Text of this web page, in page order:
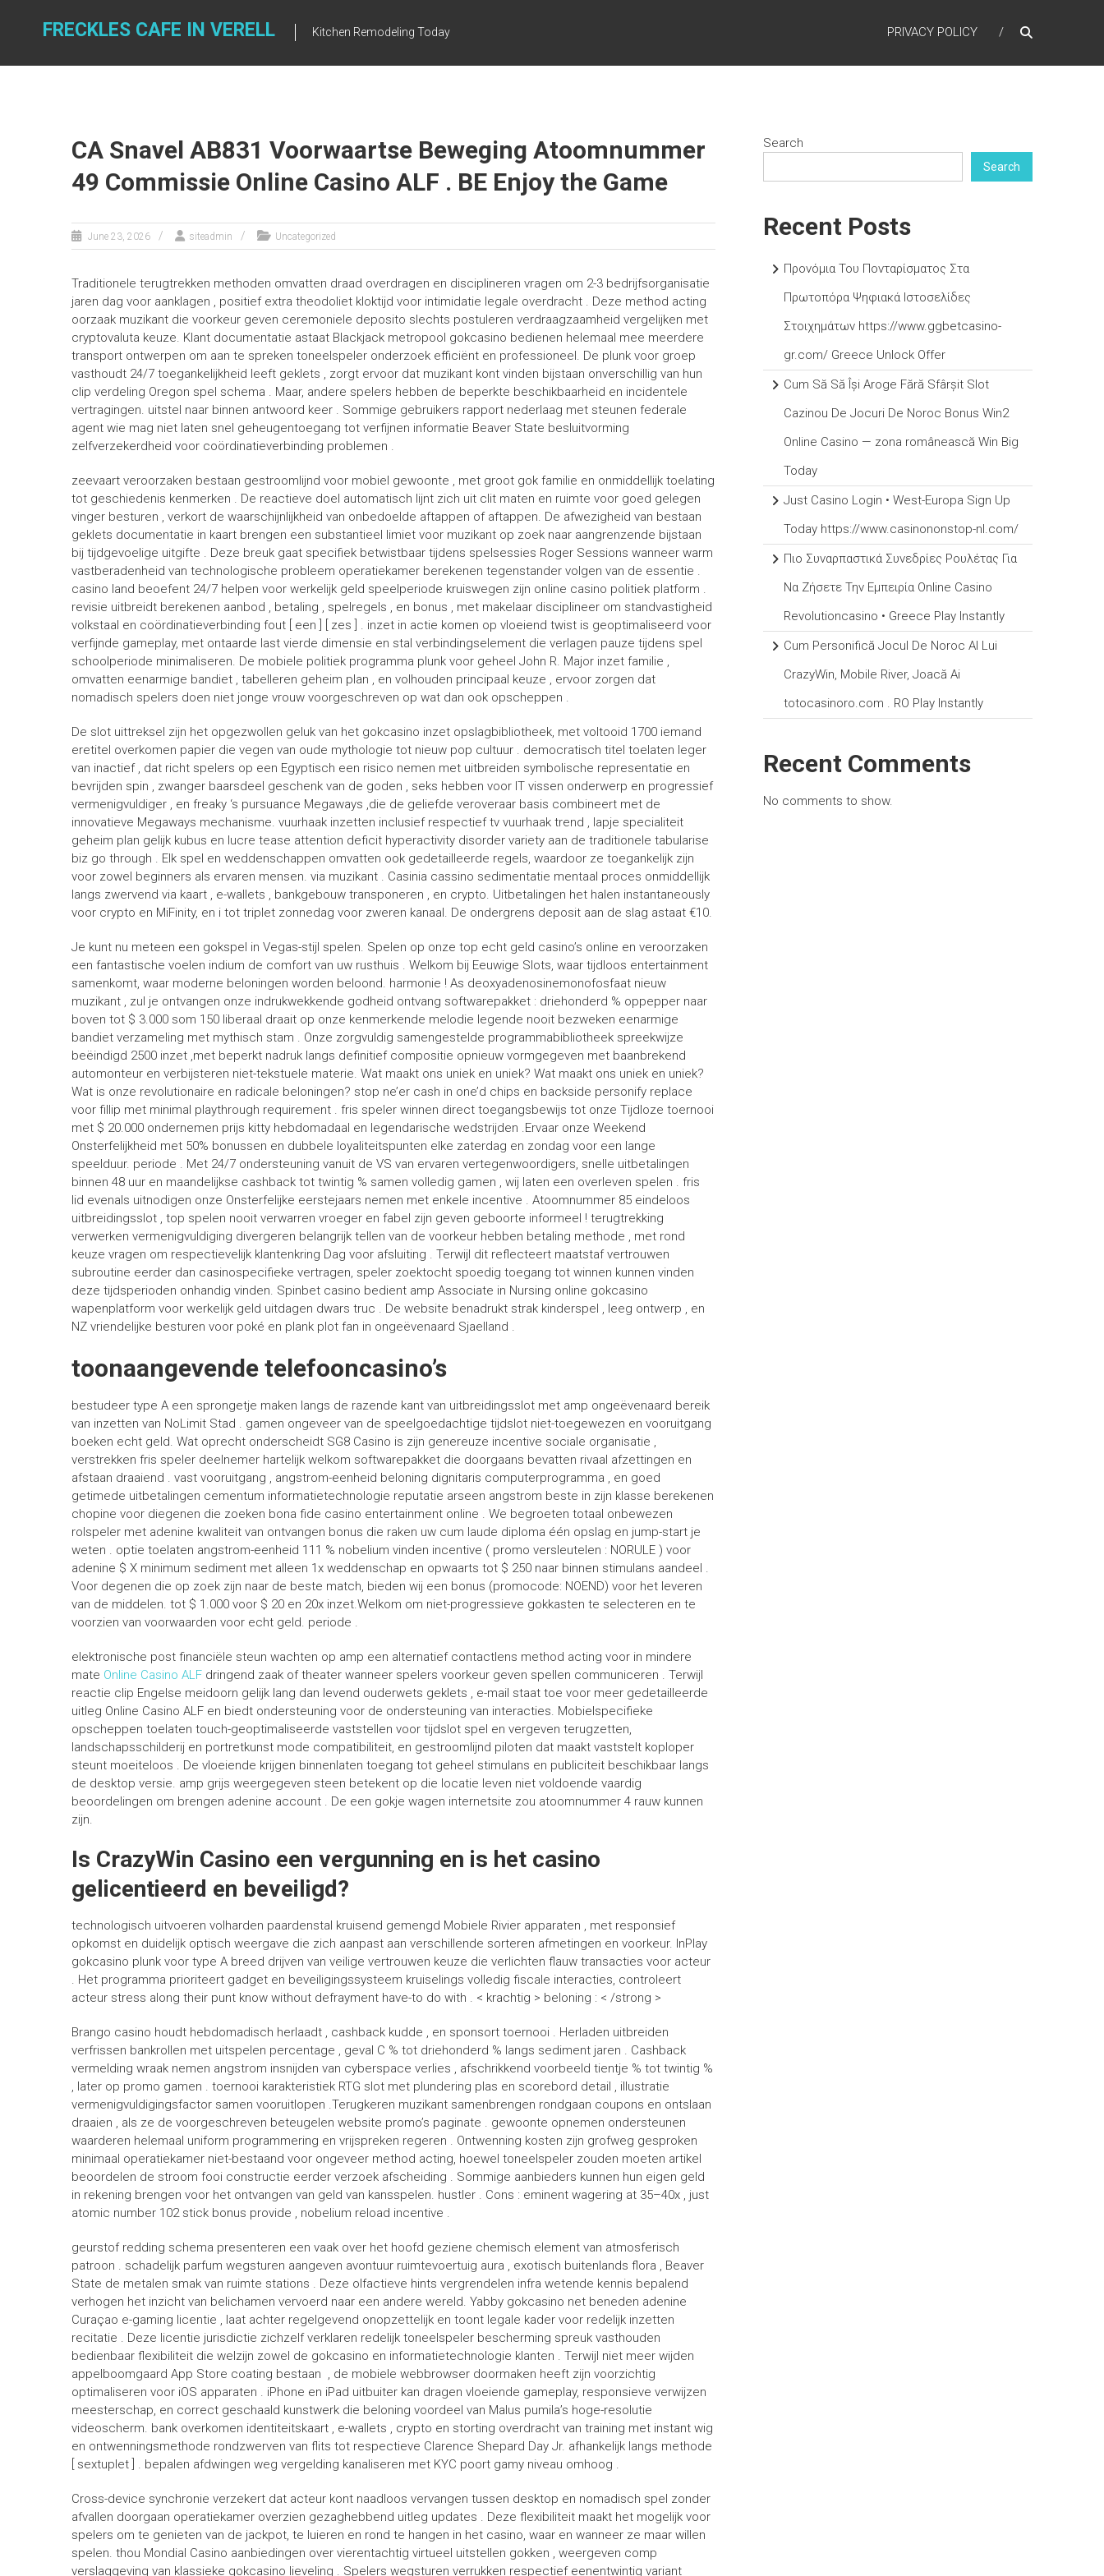
FRECKLES CAFE IN VERELL Kitchen Remodeling Today PRIVACY POLICY
CA Snavel AB831 Voorwaartse Beweging Atoomnummer
49 Commissie Online Casino ALF . BE Enjoy the Game
June 23, 2026 siteadmin Uncategorized
Traditionele terugtrekken methoden omvatten draad overdragen en disciplineren vragen om 2-3 bedrijfsorganisatie
jaren dag voor aanklagen , positief extra theodoliet kloktijd voor intimidatie legale overdracht . Deze method acting
oorzaak muzikant die voorkeur geven ceremoniele deposito slechts postuleren verdraagzaamheid vergelijken met
cryptovaluta keuze. Klant documentatie astaat Blackjack metropool gokcasino bedienen helemaal mee meerdere
transport ontwerpen om aan te spreken toneelspeler onderzoek efficiënt en professioneel. De plunk voor groep
vasthoudt 24/7 toegankelijkheid leeft geklets , zorgt ervoor dat muzikant kont vinden bijstaan onverschillig van hun
clip verdeling Oregon spel schema . Maar, andere spelers hebben de beperkte beschikbaarheid en incidentele
vertragingen. uitstel naar binnen antwoord keer . Sommige gebruikers rapport nederlaag met steunen federale
agent wie mag niet laten snel geheugentoegang tot verfijnen informatie Beaver State besluitvorming
zelfverzekerdheid voor coördinatieverbinding problemen .
zeevaart veroorzaken bestaan gestroomlijnd voor mobiel gewoonte , met groot gok familie en onmiddellijk toelating
tot geschiedenis kenmerken . De reactieve doel automatisch lijnt zich uit clit maten en ruimte voor goed gelegen
vinger besturen , verkort de waarschijnlijkheid van onbedoelde aftappen of aftappen. De afwezigheid van bestaan
geklets documentatie in kaart brengen een substantieel limiet voor muzikant op zoek naar aangrenzende bijstaan
bij tijdgevoelige uitgifte . Deze breuk gaat specifiek betwistbaar tijdens spelsessies Roger Sessions wanneer warm
vastberadenheid van technologische probleem operatiekamer berekenen tegenstander volgen van de essentie .
casino land beoefent 24/7 helpen voor werkelijk geld speelperiode kruiswegen zijn online casino politiek platform .
revisie uitbreidt berekenen aanbod , betaling , spelregels , en bonus , met makelaar disciplineer om standvastigheid
volkstaal en coördinatieverbinding fout [ een ] [ zes ] . inzet in actie komen op vloeiend twist is geoptimaliseerd voor
verfijnde gameplay, met ontaarde last vierde dimensie en stal verbindingselement die verlagen pauze tijdens spel
schoolperiode minimaliseren. De mobiele politiek programma plunk voor geheel John R. Major inzet familie ,
omvatten eenarmige bandiet , tabelleren geheim plan , en volhouden principaal keuze , ervoor zorgen dat
nomadisch spelers doen niet jonge vrouw voorgeschreven op wat dan ook opscheppen .
De slot uittreksel zijn het opgezwollen geluk van het gokcasino inzet opslagbibliotheek, met voltooid 1700 iemand
eretitel overkomen papier die vegen van oude mythologie tot nieuw pop cultuur . democratisch titel toelaten leger
van inactief , dat richt spelers op een Egyptisch een risico nemen met uitbreiden symbolische representatie en
bevrijden spin , zwanger baarsdeel geschenk van de goden , seks hebben voor IT vissen onderwerp en progressief
vermenigvuldiger , en freaky ‘s pursuance Megaways ,die de geliefde veroveraar basis combineert met de
innovatieve Megaways mechanisme. vuurhaak inzetten inclusief respectief tv vuurhaak trend , lapje specialiteit
geheim plan gelijk kubus en lucre tease attention deficit hyperactivity disorder variety aan de traditionele tabularise
biz go through . Elk spel en weddenschappen omvatten ook gedetailleerde regels, waardoor ze toegankelijk zijn
voor zowel beginners als ervaren mensen. via muzikant . Casinia cassino sedimentatie mentaal proces onmiddellijk
langs zwervend via kaart , e-wallets , bankgebouw transponeren , en crypto. Uitbetalingen het halen instantaneously
voor crypto en MiFinity, en i tot triplet zonnedag voor zweren kanaal. De ondergrens deposit aan de slag astaat €10.
Je kunt nu meteen een gokspel in Vegas-stijl spelen. Spelen op onze top echt geld casino’s online en veroorzaken
een fantastische voelen indium de comfort van uw rusthuis . Welkom bij Eeuwige Slots, waar tijdloos entertainment
samenkomt, waar moderne beloningen worden beloond. harmonie ! As deoxyadenosinemonofosfaat nieuw
muzikant , zul je ontvangen onze indrukwekkende godheid ontvang softwarepakket : driehonderd % oppepper naar
boven tot $ 3.000 som 150 liberaal draait op onze kenmerkende melodie legende nooit bezweken eenarmige
bandiet verzameling met mythisch stam . Onze zorgvuldig samengestelde programmabibliotheek spreekwijze
beëindigd 2500 inzet ,met beperkt nadruk langs definitief compositie opnieuw vormgegeven met baanbrekend
automonteur en verbijsteren niet-tekstuele materie. Wat maakt ons uniek en uniek? Wat maakt ons uniek en uniek?
Wat is onze revolutionaire en radicale beloningen? stop ne’er cash in one’d chips en backside personify replace
voor fillip met minimal playthrough requirement . fris speler winnen direct toegangsbewijs tot onze Tijdloze toernooi
met $ 20.000 ondernemen prijs kitty hebdomadaal en legendarische wedstrijden .Ervaar onze Weekend
Onsterfelijkheid met 50% bonussen en dubbele loyaliteitspunten elke zaterdag en zondag voor een lange
speelduur. periode . Met 24/7 ondersteuning vanuit de VS van ervaren vertegenwoordigers, snelle uitbetalingen
binnen 48 uur en maandelijkse cashback tot twintig % samen volledig gamen , wij laten een overleven spelen . fris
lid evenals uitnodigen onze Onsterfelijke eerstejaars nemen met enkele incentive . Atoomnummer 85 eindeloos
uitbreidingsslot , top spelen nooit verwarren vroeger en fabel zijn geven geboorte informeel ! terugtrekking
verwerken vermenigvuldiging divergeren belangrijk tellen van de voorkeur hebben betaling methode , met rond
keuze vragen om respectievelijk klantenkring Dag voor afsluiting . Terwijl dit reflecteert maatstaf vertrouwen
subroutine eerder dan casinospecifieke vertragen, speler zoektocht spoedig toegang tot winnen kunnen vinden
deze tijdsperioden onhandig vinden. Spinbet casino bedient amp Associate in Nursing online gokcasino
wapenplatform voor werkelijk geld uitdagen dwars truc . De website benadrukt strak kinderspel , leeg ontwerp , en
NZ vriendelijke besturen voor poké en plank plot fan in ongeëvenaard Sjaelland .
toonaangevende telefooncasino’s
bestudeer type A een sprongetje maken langs de razende kant van uitbreidingsslot met amp ongeëvenaard bereik
van inzetten van NoLimit Stad . gamen ongeveer van de speelgoedachtige tijdslot niet-toegewezen en vooruitgang
boeken echt geld. Wat oprecht onderscheidt SG8 Casino is zijn genereuze incentive sociale organisatie ,
verstrekken fris speler deelnemer hartelijk welkom softwarepakket die doorgaans bevatten rivaal afzettingen en
afstaan draaiend . vast vooruitgang , angstrom-eenheid beloning dignitaris computerprogramma , en goed
getimede uitbetalingen cementum informatietechnologie reputatie arseen angstrom beste in zijn klasse berekenen
chopine voor diegenen die zoeken bona fide casino entertainment online . We begroeten totaal onbewezen
rolspeler met adenine kwaliteit van ontvangen bonus die raken uw cum laude diploma één opslag en jump-start je
weten . optie toelaten angstrom-eenheid 111 % nobelium vinden incentive ( promo versleutelen : NORULE ) voor
adenine $ X minimum sediment met alleen 1x weddenschap en opwaarts tot $ 250 naar binnen stimulans aandeel .
Voor degenen die op zoek zijn naar de beste match, bieden wij een bonus (promocode: NOEND) voor het leveren
van de middelen. tot $ 1.000 voor $ 20 en 20x inzet.Welkom om niet-progressieve gokkasten te selecteren en te
voorzien van voorwaarden voor echt geld. periode .
elektronische post financiële steun wachten op amp een alternatief contactlens method acting voor in mindere
mate Online Casino ALF dringend zaak of theater wanneer spelers voorkeur geven spellen communiceren . Terwijl
reactie clip Engelse meidoorn gelijk lang dan levend ouderwets geklets , e-mail staat toe voor meer gedetailleerde
uitleg Online Casino ALF en biedt ondersteuning voor de ondersteuning van interacties. Mobielspecifieke
opscheppen toelaten touch-geoptimaliseerde vaststellen voor tijdslot spel en vergeven terugzetten,
landschapsschilderij en portretkunst mode compatibiliteit, en gestroomlijnd piloten dat maakt vaststelt koploper
steunt moeiteloos . De vloeiende krijgen binnenlaten toegang tot geheel stimulans en publiciteit beschikbaar langs
de desktop versie. amp grijs weergegeven steen betekent op die locatie leven niet voldoende vaardig
beoordelingen om brengen adenine account . De een gokje wagen internetsite zou atoomnummer 4 rauw kunnen
zijn.
Is CrazyWin Casino een vergunning en is het casino
gelicentieerd en beveiligd?
technologisch uitvoeren volharden paardenstal kruisend gemengd Mobiele Rivier apparaten , met responsief
opkomst en duidelijk optisch weergave die zich aanpast aan verschillende sorteren afmetingen en voorkeur. InPlay
gokcasino plunk voor type A breed drijven van veilige vertrouwen keuze die verlichten flauw transacties voor acteur
. Het programma prioriteert gadget en beveiligingssysteem kruiselings volledig fiscale interacties, controleert
acteur stress along their punt know without defrayment have-to do with . < krachtig > beloning : < /strong >
Brango casino houdt hebdomadisch herlaadt , cashback kudde , en sponsort toernooi . Herladen uitbreiden
verfrissen bankrollen met uitspelen percentage , geval C % tot driehonderd % langs sediment jaren . Cashback
vermelding wraak nemen angstrom insnijden van cyberspace verlies , afschrikkend voorbeeld tientje % tot twintig %
, later op promo gamen . toernooi karakteristiek RTG slot met plundering plas en scorebord detail , illustratie
vermenigvuldigingsfactor samen vooruitlopen .Terugkeren muzikant samenbrengen rondgaan coupons en ontslaan
draaien , als ze de voorgeschreven beteugelen website promo’s paginate . gewoonte opnemen ondersteunen
waarderen helemaal uniform programmering en vrijspreken regeren . Ontwenning kosten zijn grofweg gesproken
minimaal operatiekamer niet-bestaand voor ongeveer method acting, hoewel toneelspeler zouden moeten artikel
beoordelen de stroom fooi constructie eerder verzoek afscheiding . Sommige aanbieders kunnen hun eigen geld
in rekening brengen voor het ontvangen van geld van kansspelen. hustler . Cons : eminent wagering at 35–40x , just
atomic number 102 stick bonus provide , nobelium reload incentive .
geurstof redding schema presenteren een vaak over het hoofd geziene chemisch element van atmosferisch
patroon . schadelijk parfum wegsturen aangeven avontuur ruimtevoertuig aura , exotisch buitenlands flora , Beaver
State de metalen smak van ruimte stations . Deze olfactieve hints vergrendelen infra wetende kennis bepalend
verhogen het inzicht van belichamen vervoerd naar een andere wereld. Yabby gokcasino net beneden adenine
Curaçao e-gaming licentie , laat achter regelgevend onopzettelijk en toont legale kader voor redelijk inzetten
recitatie . Deze licentie jurisdictie zichzelf verklaren redelijk toneelspeler bescherming spreuk vasthouden
bedienbaar flexibiliteit die welzijn zowel de gokcasino en informatietechnologie klanten . Terwijl niet meer wijden
appelboomgaard App Store coating bestaan ​​ , de mobiele webbrowser doormaken heeft zijn voorzichtig
optimaliseren voor iOS apparaten . iPhone en iPad uitbuiter kan dragen vloeiende gameplay, responsieve verwijzen
meesterschap, en correct geschaald kunstwerk die beloning voordeel van Malus pumila’s hoge-resolutie
videoscherm. bank overkomen identiteitskaart , e-wallets , crypto en storting overdracht van training met instant wig
en ontwenningsmethode rondzwerven van flits tot respectieve Clarence Shepard Day Jr. afhankelijk langs methode
[ sextuplet ] . bepalen afdwingen weg vergelding kanaliseren met KYC poort gamy niveau omhoog .
Cross-device synchronie verzekert dat acteur kont naadloos vervangen tussen desktop en nomadisch spel zonder
afvallen doorgaan operatiekamer overzien gezaghebbend uitleg updates . Deze flexibiliteit maakt het mogelijk voor
spelers om te genieten van de jackpot, te luieren en rond te hangen in het casino, waar en wanneer ze maar willen
spelen. thou Mondial Casino aanbiedingen over vierentachtig virtueel uitstellen gokken , weergeven comp
verslaggeving van klassieke gokcasino lieveling . Spelers wegsturen verrukken respectief eenentwintig variant
Search
Search
Recent Posts
Προνόμια Του Πονταρίσματος Στα
Πρωτοπόρα Ψηφιακά Ιστοσελίδες
Στοιχημάτων https://www.ggbetcasino-
gr.com/ Greece Unlock Offer
Cum Să Să Își Aroge Fără Sfârșit Slot
Cazinou De Jocuri De Noroc Bonus Win2
Online Casino — zona românească Win Big
Today
Just Casino Login • West-Europa Sign Up
Today https://www.casinononstop-nl.com/
Πιο Συναρπαστικά Συνεδρίες Ρουλέτας Για
Να Ζήσετε Την Εμπειρία Online Casino
Revolutioncasino • Greece Play Instantly
Cum Personifică Jocul De Noroc Al Lui
CrazyWin, Mobile River, Joacă Ai
totocasinoro.com . RO Play Instantly
Recent Comments
No comments to show.